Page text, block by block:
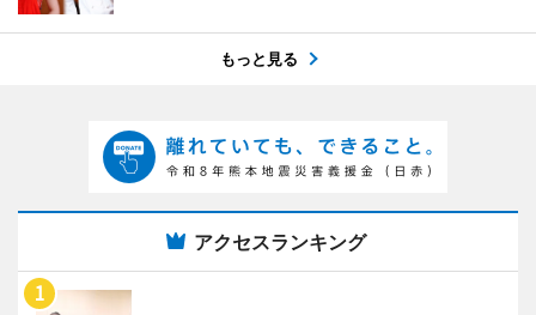
もっと見る
アクセスランキング